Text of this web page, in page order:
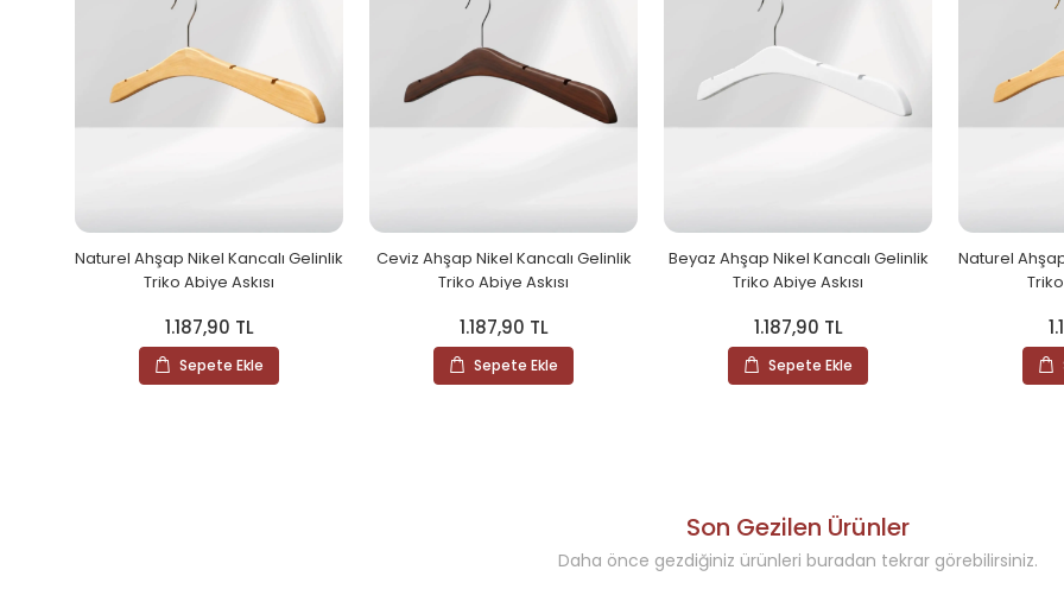
Naturel Ahşap Nikel Kancalı Gelinlik
Triko Abiye Askısı
1.187,90 TL
Sepete Ekle
Ceviz Ahşap Nikel Kancalı Gelinlik
Triko Abiye Askısı
1.187,90 TL
Sepete Ekle
Beyaz Ahşap Nikel Kancalı Gelinlik
Triko Abiye Askısı
1.187,90 TL
Sepete Ekle
Naturel
Son Gezilen Ürünler
Daha önce gezdiğiniz ürünleri buradan tekrar görebilirsiniz.